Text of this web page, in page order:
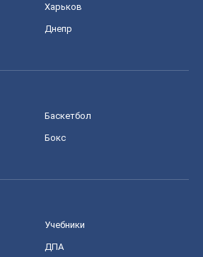
Харьков
Днепр
Баскетбол
Бокс
Учебники
ДПА